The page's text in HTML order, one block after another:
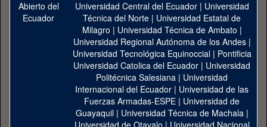
Universidad Central del Ecuador| Universidad
Técnica del Norte | Universidad Estatal de
Milagro | Universidad Técnica de Ambato |
Universidad Regional Autónoma de los Andes|
Universidad Tecnológica Equinoccial| Pontificia
Universidad Catolica del Ecuador | Universidad
Politécnica Salesiana | Universidad
Internacional del Ecuador | Universidad de las
Fuerzas Armadas-ESPE | Universidad de
Guayaquil| Universidad Técnica de Machala|
Universidad de Otavalo | Universidad Nacional